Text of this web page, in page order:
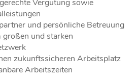
Vergütung sowie
und persönliche Betreuung
großen und starken
zukunftssicheren Arbeitsplatz
Arbeitszeiten